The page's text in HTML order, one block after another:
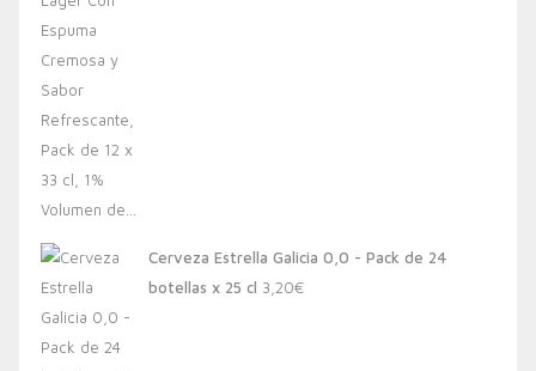
Cerveza Estrella Galicia 0,0 - Pack de 24
botellas x 25 cl 3,20€